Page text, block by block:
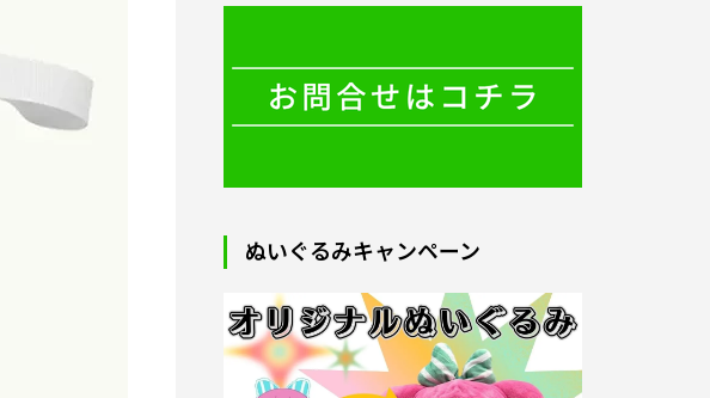
アームカバー｜1枚から注
オリジナルフルデザインTシャツ｜1
企画 商品素材・加工法
ぬいぐるみキャンペーン